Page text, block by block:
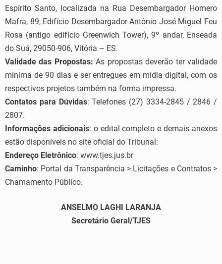
Espírito Santo, localizada na Rua Desembargador Homero
Mafra, 89, Edifício Desembargador Antônio José Miguel Feu
Rosa (antigo edifício Greenwich Tower), 9º andar, Enseada
do Suá, 29050-906, Vitória – ES.
Validade das Propostas: As propostas deverão ter validade
mínima de 90 dias e ser entregues em mídia digital, com os
respectivos projetos também na forma impressa.
Contatos para Dúvidas: Telefones (27) 3334-2845 / 2846 /
2807.
Informações adicionais: o edital completo e demais anexos
estão disponíveis no site oficial do Tribunal:
Endereço Eletrônico: www.tjes.jus.br
Caminho: Portal da Transparência > Licitações e Contratos >
Chamamento Público.
ANSELMO LAGHI LARANJA
Secretário Geral/TJES